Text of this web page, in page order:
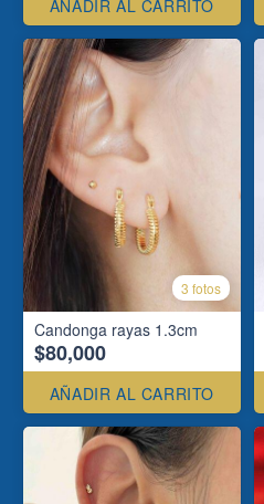
AÑADIR AL CARRITO
3 fotos
Candonga rayas 1.3cm
$80,000
AÑADIR AL CARRITO